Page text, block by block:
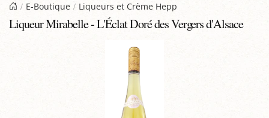
E-Boutique Liqueurs et Crème Hepp
Liqueur Mirabelle - L'Éclat Doré des Vergers d'Alsace